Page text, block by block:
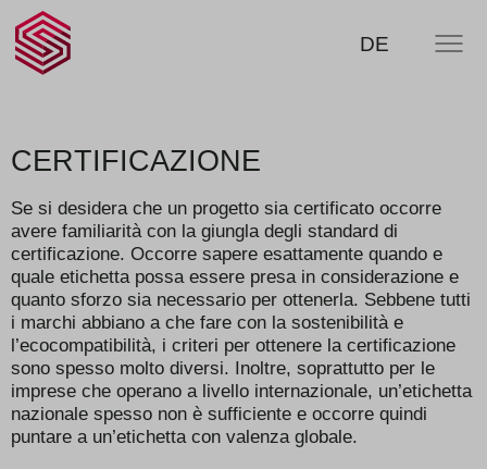
SA -
smart
RICERCA
DE MENU
CERTIFICAZIONE
Se si desidera che un progetto sia certificato occorre
avere familiarità con la giungla degli standard di
certificazione. Occorre sapere esattamente quando e
quale etichetta possa essere presa in considerazione e
quanto sforzo sia necessario per ottenerla. Sebbene tutti
i marchi abbiano a che fare con la sostenibilità e
l’ecocompatibilità, i criteri per ottenere la certificazione
sono spesso molto diversi. Inoltre, soprattutto per le
imprese che operano a livello internazionale, un’etichetta
nazionale spesso non è sufficiente e occorre quindi
puntare a un’etichetta con valenza globale.